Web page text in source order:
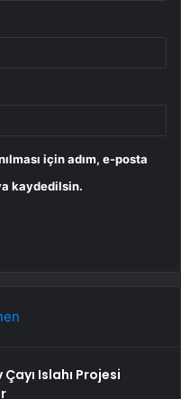
için adım, e-posta
kaydedilsin.
Islahı Projesi